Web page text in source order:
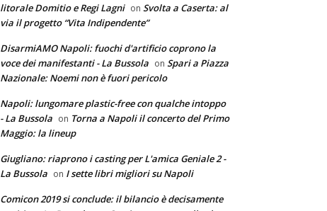
litorale Domitio e Regi Lagni on Svolta a Caserta: al
via il progetto “Vita Indipendente”
DisarmiAMO Napoli: fuochi d'artificio coprono la
voce dei manifestanti - La Bussola on Spari a Piazza
Nazionale: Noemi non è fuori pericolo
Napoli: lungomare plastic-free con qualche intoppo
- La Bussola on Torna a Napoli il concerto del Primo
Maggio: la lineup
Giugliano: riaprono i casting per L'amica Geniale 2 -
La Bussola on I sette libri migliori su Napoli
Comicon 2019 si conclude: il bilancio è decisamente